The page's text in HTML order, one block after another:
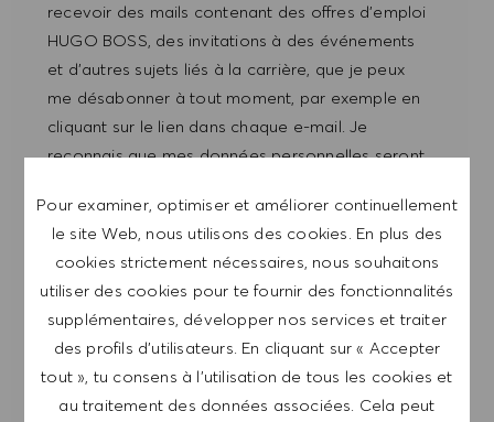
Pour examiner, optimiser et améliorer continuellement
le site Web, nous utilisons des cookies. En plus des
cookies strictement nécessaires, nous souhaitons
utiliser des cookies pour te fournir des fonctionnalités
supplémentaires, développer nos services et traiter
des profils d’utilisateurs. En cliquant sur « Accepter
tout », tu consens à l’utilisation de tous les cookies et
au traitement des données associées. Cela peut
recevoir des mails contenant des offres d'emploi
HUGO BOSS, des invitations à des événements
et d'autres sujets liés à la carrière, que je peux
me désabonner à tout moment, par exemple en
cliquant sur le lien dans chaque e-mail. Je
reconnais que mes données personnelles seront
CONFIDENTIALITÉ.
Saisir l'adresse e-mail (obligatoire)
ENVOYER
GÉRER LES ALERTES